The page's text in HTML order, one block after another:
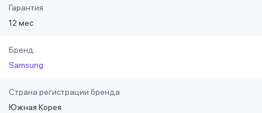
Гарантия
12 мес
Бренд
Samsung
Страна регистрации бренда
Южная Корея